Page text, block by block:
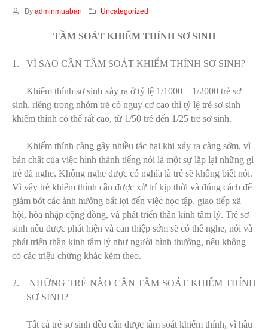
By adminmuaban Uncategorized
TẦM SOÁT KHIẾM THÍNH SƠ SINH
1. VÌ SAO CẦN TẦM SOÁT KHIẾM THÍNH SƠ SINH?
Khiếm thính sơ sinh xảy ra ở tỷ lệ 1/1000 – 1/2000 trẻ sơ
sinh, riêng trong nhóm trẻ có nguy cơ cao thì tỷ lệ trẻ sơ sinh
khiếm thính có thể rất cao, từ 1/50 trẻ đến 1/25 trẻ sơ sinh.
Khiếm thính càng gây nhiều tác hại khi xảy ra càng sớm, vì
bản chất của việc hình thành tiếng nói là một sự lặp lại những gì
trẻ đã nghe. Không nghe được có nghĩa là trẻ sẽ không biết nói.
Vì vậy trẻ khiếm thính cần được xử trí kịp thời và đúng cách để
giảm bớt các ảnh hưởng bất lợi đến việc học tập, giao tiếp xã
hội, hòa nhập cộng đồng, và phát triển thần kinh tâm lý. Trẻ sơ
sinh nếu được phát hiện và can thiệp sớm sẽ có thể nghe, nói và
phát triển thần kinh tâm lý như người bình thường, nếu không
có các triệu chứng khác kèm theo.
2.
NHỮNG TRẺ NÀO CẦN TẦM SOÁT KHIẾM THÍNH
SƠ SINH?
Tất cả trẻ sơ sinh đều cần được tầm soát khiếm thính, vì hầu